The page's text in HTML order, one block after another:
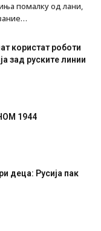
помалку од лани,
користат роботи
зад руските линии
1944
деца: Русија пак